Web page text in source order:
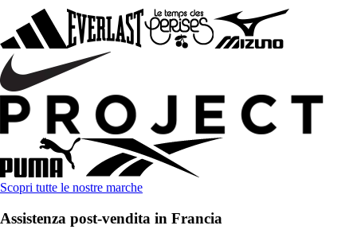
Scopri tutte le nostre marche
Assistenza post-vendita in Francia